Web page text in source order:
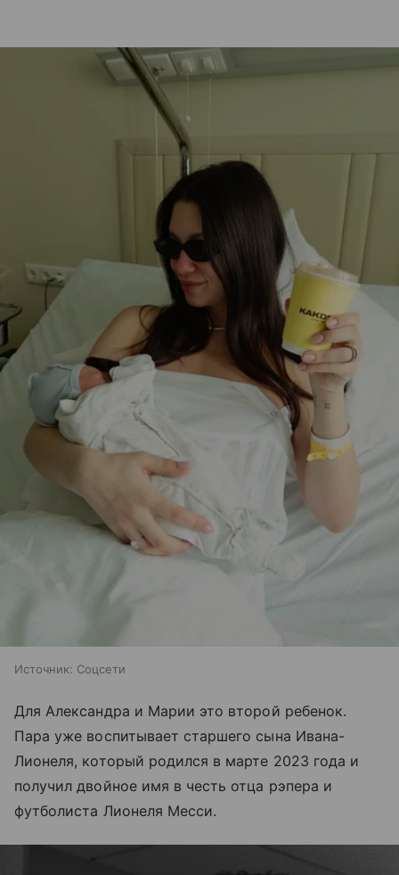
Источник: Соцсети
Для Александра и Марии это второй ребенок.
Пара уже воспитывает старшего сына Ивана-
Лионеля, который родился в марте 2023 года и
получил двойное имя в честь отца рэпера и
футболиста Лионеля Месси.